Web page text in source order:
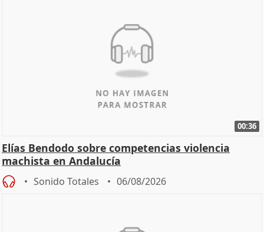
00:36
Elías Bendodo sobre competencias violencia
machista en Andalucía
Sonido Totales 06/08/2026